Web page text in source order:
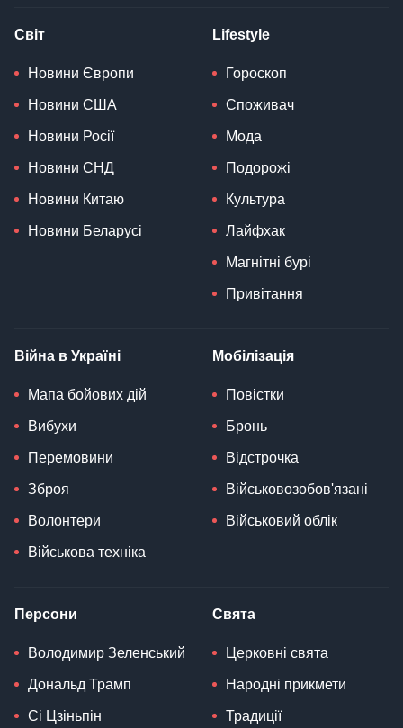
Світ
Новини Європи
Новини США
Новини Росії
Новини СНД
Новини Китаю
Новини Беларусі
Lifestyle
Гороскоп
Споживач
Мода
Подорожі
Культура
Лайфхак
Магнітні бурі
Привітання
Війна в Україні
Мапа бойових дій
Вибухи
Перемовини
Зброя
Волонтери
Військова техніка
Мобілізація
Повістки
Бронь
Відстрочка
Військовозобов'язані
Військовий облік
Персони
Володимир Зеленський
Дональд Трамп
Сі Цзіньпін
Свята
Церковні свята
Народні прикмети
Традиції